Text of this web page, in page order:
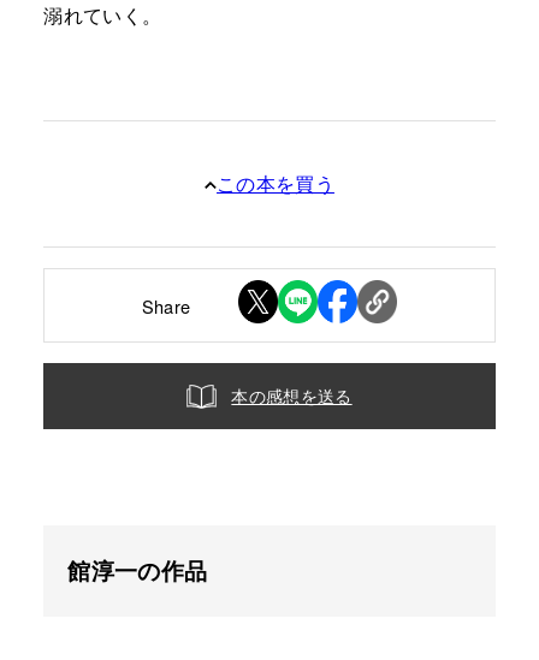
溺れていく。
この本を買う
Share
本の感想を送る
館淳一の作品